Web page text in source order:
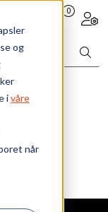
og
ivåre
når
0